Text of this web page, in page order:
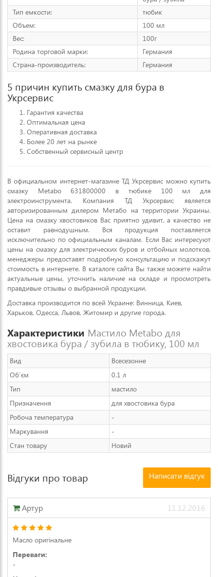
Тип емкости:
тюбик
Объем:
100 мл
Вес:
100г
Родина торговой марки:
Германия
Страна-производитель:
Германия
5 причин купить смазку для бура в
Укрсервис
Гарантия качества
Оптимальная цена
Оперативная доставка
Более 20 лет на рынке
Собственный сервисный центр
В официальном интернет-магазине ТД Укрсервис можно купить
смазку Metabo 631800000 в тюбике 100 мл для
электроинструмента. Компания ТД Укрсервис является
авторизированным дилером Метабо на территории Украины.
Цена на смазку хвостовиков Вас приятно удивит, а качество не
оставит равнодушным. Вся продукция поставляется
исключительно по официальным каналам. Если Вас интересуют
цены на смазку для электрических буров и отбойных молотков,
менеджеры предоставят подробную консультацию и подскажут
стоимость в интернете. В каталоге сайта Вы также можете найти
актуальные цены, уточнить наличие на складе и просмотреть
правдивые отзывы о выбранной продукции.
Доставка производится по всей Украине: Винница, Киев,
Харьков, Одесса, Львов, Житомир и другие города.
Характеристики Мастило Metabo для
хвостовика бура / зубила в тюбику, 100 мл
Вид
Всесезонне
Об`єм
0.1 л
Тип
мастило
Призначення
для хвостовика бура
Робоча температура
-
Маркування
-
Стан товару
Новий
Відгуки про товар Написати відгук
Артур 11.12.2016
Масло оригінальне
Переваги:
-